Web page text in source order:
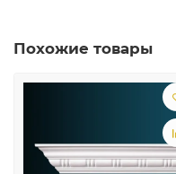
Похожие товары